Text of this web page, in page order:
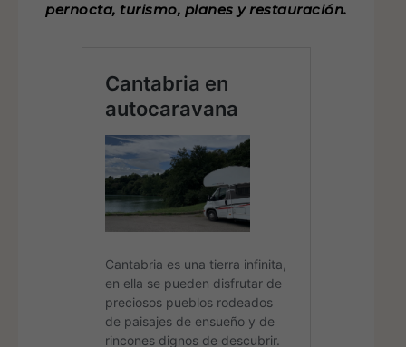
pernocta, turismo, planes y restauración.